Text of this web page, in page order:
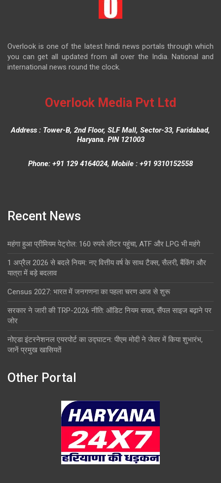
Overlook is one of the latest hindi news portals through which
you can get all updated from all over the India. National and
international news round the clock.
Overlook Media Pvt Ltd
Address : Tower-B, 2nd Floor, SLF Mall, Sector-33, Faridabad,
Haryana. PIN 121003
Phone: +91 129 4164024, Mobile : +91 9310152558
Recent News
महंगा हुआ प्रीमियम पेट्रोल: 160 रुपये लीटर पहुंचा, ATF और LPG भी महंगे
1 अप्रैल 2026 से बदले नियम: नए वित्तीय वर्ष के साथ टैक्स, सैलरी, बैंकिंग और
यात्रा में बड़े बदलाव
Census 2027: भारत में जनगणना का पहला चरण आज से शुरू
सरकार ने जारी की TRP-2026 नीति: ऑडिट नियम सख्त, सैंपल साइज बढ़ाने पर
जोर
नोएडा इंटरनेशनल एयरपोर्ट का उद्घाटन: पीएम मोदी ने जेवर में किया शुभारंभ,
जानें प्रमुख खासियतें
Other Portal